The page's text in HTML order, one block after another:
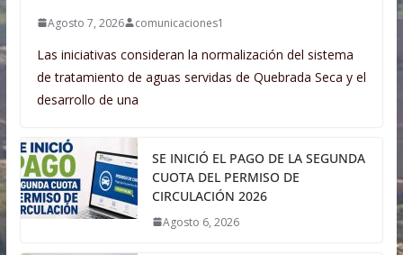
Agosto 7, 2026 comunicaciones1
Las iniciativas consideran la normalización del sistema
de tratamiento de aguas servidas de Quebrada Seca y el
desarrollo de una
SE INICIÓ EL PAGO DE LA SEGUNDA
CUOTA DEL PERMISO DE
CIRCULACIÓN 2026
Agosto 6, 2026